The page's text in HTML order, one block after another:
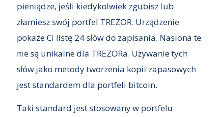
pieniądze, jeśli kiedykolwiek zgubisz lub
złamiesz swój portfel TREZOR. Urządzenie
pokaże Ci listę 24 słów do zapisania. Nasiona te
nie są unikalne dla TREZORa. Używanie tych
słów jako metody tworzenia kopii zapasowych
jest standardem dla portfeli bitcoin.
Taki standard jest stosowany w portfelu